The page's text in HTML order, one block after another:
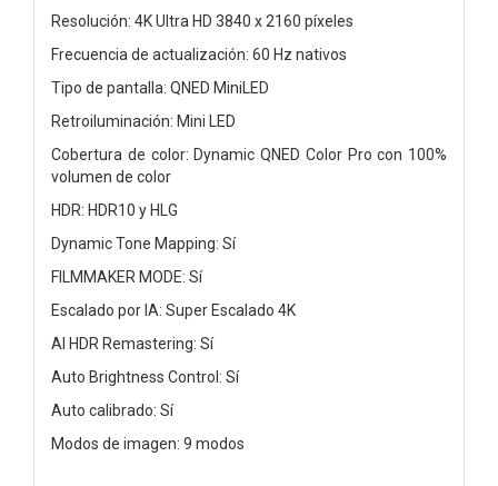
Resolución: 4K Ultra HD 3840 x 2160 píxeles
Frecuencia de actualización: 60 Hz nativos
Tipo de pantalla: QNED MiniLED
Retroiluminación: Mini LED
Cobertura de color: Dynamic QNED Color Pro con 100%
volumen de color
HDR: HDR10 y HLG
Dynamic Tone Mapping: Sí
FILMMAKER MODE: Sí
Escalado por IA: Super Escalado 4K
AI HDR Remastering: Sí
Auto Brightness Control: Sí
Auto calibrado: Sí
Modos de imagen: 9 modos